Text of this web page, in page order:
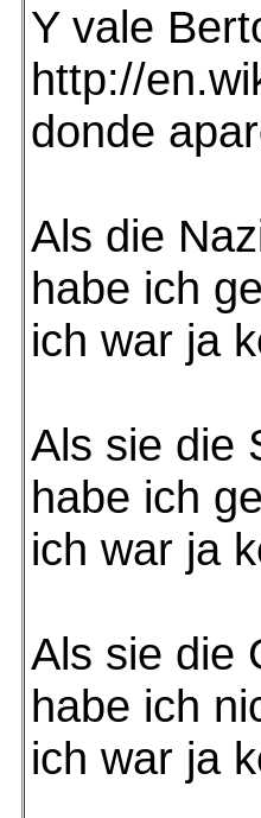
Y vale
http://
donde
Als die
habe ich
ich war ja
Als sie die
habe ich
ich war ja
Als sie die
habe ich
ich war ja